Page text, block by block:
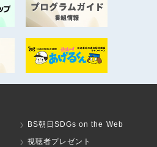
BS朝日SDGs on the Web
視聴者プレゼント